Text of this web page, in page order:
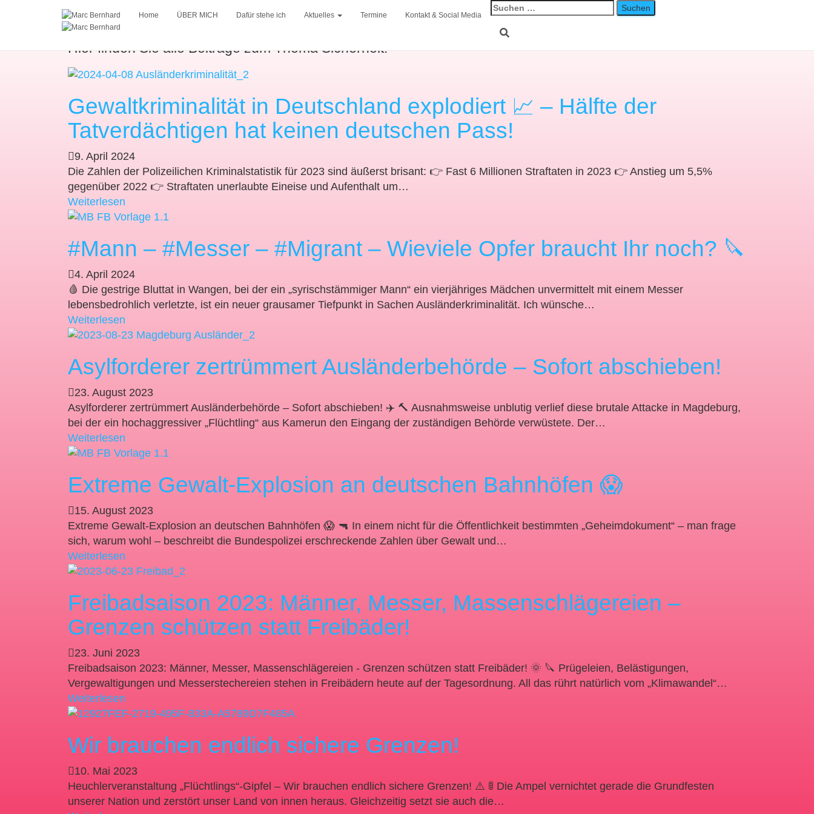
Home ÜBER MICH Dafür stehe ich Aktuelles Termine Kontakt & Social Media
Sicherheit
Hier finden Sie alle Beiträge zum Thema Sicherheit.
Gewaltkriminalität in Deutschland explodiert 📈 – Hälfte der
Tatverdächtigen hat keinen deutschen Pass!
9. April 2024
Die Zahlen der Polizeilichen Kriminalstatistik für 2023 sind äußerst brisant: 👉 Fast 6 Millionen Straftaten in 2023 👉 Anstieg um 5,5%
gegenüber 2022 👉 Straftaten unerlaubte Eineise und Aufenthalt um…
Weiterlesen
#Mann – #Messer – #Migrant – Wieviele Opfer braucht Ihr noch? 🔪
4. April 2024
🩸 Die gestrige Bluttat in Wangen, bei der ein „syrischstämmiger Mann“ ein vierjähriges Mädchen unvermittelt mit einem Messer
lebensbedrohlich verletzte, ist ein neuer grausamer Tiefpunkt in Sachen Ausländerkriminalität. Ich wünsche…
Weiterlesen
Asylforderer zertrümmert Ausländerbehörde – Sofort abschieben!
23. August 2023
Asylforderer zertrümmert Ausländerbehörde – Sofort abschieben! ✈️ 🔨 Ausnahmsweise unblutig verlief diese brutale Attacke in Magdeburg,
bei der ein hochaggressiver „Flüchtling“ aus Kamerun den Eingang der zuständigen Behörde verwüstete. Der…
Weiterlesen
Extreme Gewalt-Explosion an deutschen Bahnhöfen 😱
15. August 2023
Extreme Gewalt-Explosion an deutschen Bahnhöfen 😱 🔫 In einem nicht für die Öffentlichkeit bestimmten „Geheimdokument“ – man frage
sich, warum wohl – beschreibt die Bundespolizei erschreckende Zahlen über Gewalt und…
Weiterlesen
Freibadsaison 2023: Männer, Messer, Massenschlägereien –
Grenzen schützen statt Freibäder!
23. Juni 2023
Freibadsaison 2023: Männer, Messer, Massenschlägereien - Grenzen schützen statt Freibäder! 🌞 🔪 Prügeleien, Belästigungen,
Vergewaltigungen und Messerstechereien stehen in Freibädern heute auf der Tagesordnung. All das rührt natürlich vom „Klimawandel“…
Weiterlesen
Wir brauchen endlich sichere Grenzen!
10. Mai 2023
Heuchlerveranstaltung „Flüchtlings“-Gipfel – Wir brauchen endlich sichere Grenzen! ⚠️ 🚦 Die Ampel vernichtet gerade die Grundfesten
unserer Nation und zerstört unser Land von innen heraus. Gleichzeitig setzt sie auch die…